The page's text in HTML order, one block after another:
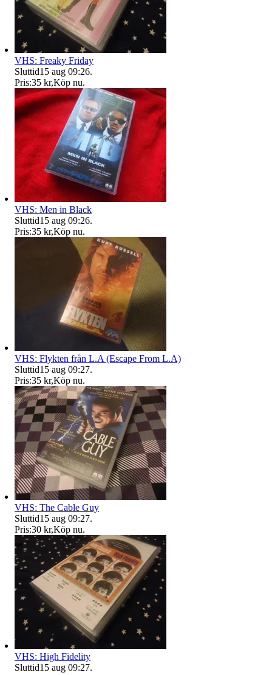
VHS: Freaky Friday
Sluttid15 aug 09:26.
Pris:35 kr,Köp nu.
VHS: Men in Black
Sluttid15 aug 09:26.
Pris:35 kr,Köp nu.
VHS: Flykten från L.A (Escape From L.A)
Sluttid15 aug 09:27.
Pris:35 kr,Köp nu.
VHS: The Cable Guy
Sluttid15 aug 09:27.
Pris:30 kr,Köp nu.
VHS: High Fidelity
Sluttid15 aug 09:27.